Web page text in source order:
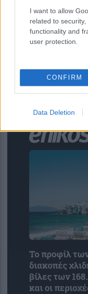
I want to allow
related to
functionality and
user protection.
CONFIRM
Data Deletion
Τουρισμός
μπορούν να
Βήμα βήμα η
Το προφίλ
διακοπές
βίλες των
και οι